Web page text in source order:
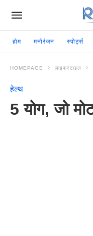
होम मनोरंजन स्पोर्ट्स
HOMEPAGE लाइफस्टाइल
हेल्थ
5 योग, जो